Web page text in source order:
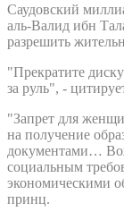
Саудовский
аль-Валид ибн
разрешить
"Прекратите
за руль", -
"Запрет для
на получение
документами…
социальным
экономическими
принц.